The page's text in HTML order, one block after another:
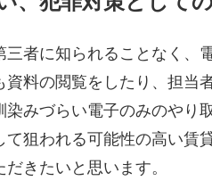
三者に知られることなく、
料の閲覧をしたり、担当
みづらい電子のみのやり
て狙われる可能性の高い
きたいと思います。